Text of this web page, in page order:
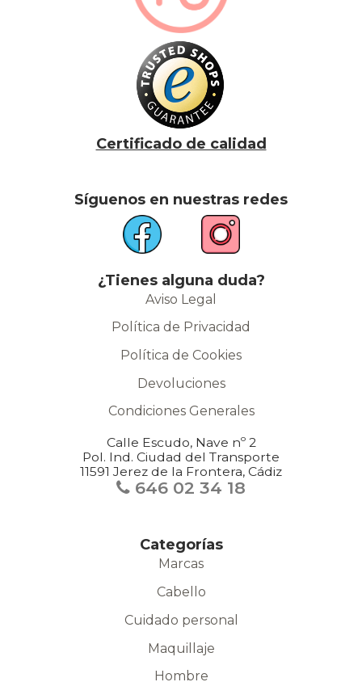
Certificado de calidad
Síguenos en nuestras redes
¿Tienes alguna duda?
Aviso Legal
Política de Privacidad
Política de Cookies
Devoluciones
Condiciones Generales
Calle Escudo, Nave nº 2
Pol. Ind. Ciudad del Transporte
11591 Jerez de la Frontera, Cádiz
646 02 34 18
Categorías
Marcas
Cabello
Cuidado personal
Maquillaje
Hombre